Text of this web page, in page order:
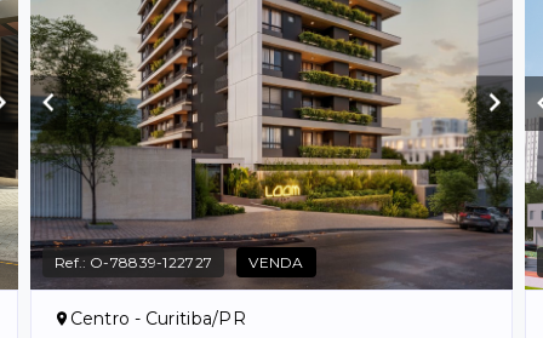
Ref.: O-78839-122727 VENDA
Centro - Curitiba/PR